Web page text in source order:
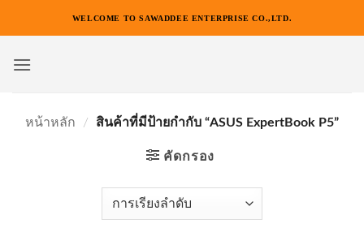
เนื้อหา
WELCOME TO SAWADDEE ENTERPRISE CO.,LTD.
หน้าหลัก / สินค้าที่มีป้ายกำกับ “ASUS ExpertBook P5”
คัดกรอง